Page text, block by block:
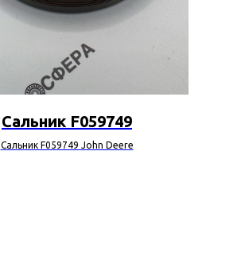
Сальник F059749
Сальник F059749 John Deere